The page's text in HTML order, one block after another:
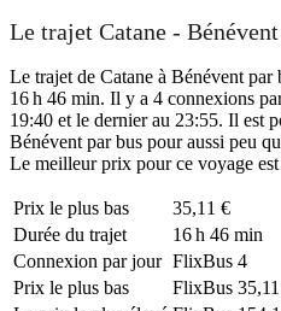
Le trajet Catane - Bénévent
Le trajet de Catane à Bénévent par
16 h 46 min. Il y a 4 connexions
19:40 et le dernier au 23:55. Il est
Bénévent par bus pour aussi peu
Le meilleur prix pour ce voyage
Prix ​​le plus bas
35,11 €
Durée du trajet
16 h 46 min
Connexion par jour FlixBus 4
Prix ​​le plus bas
FlixBus